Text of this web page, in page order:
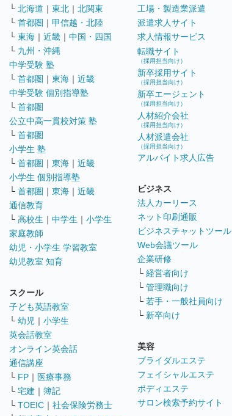
└ 北海道 ｜ 東北 ｜ 北関東
└ 首都圏 ｜ 甲信越・北陸
└ 東海 ｜ 近畿 ｜ 中国・四国
└ 九州・沖縄
中学受験 塾
└ 首都圏 ｜ 東海 ｜ 近畿
中学受験 個別指導塾
└ 首都圏
公立中高一貫校対策 塾
└ 首都圏
小学生 塾
└ 首都圏 ｜ 東海 ｜ 近畿
小学生 個別指導塾
└ 首都圏 ｜ 東海 ｜ 近畿
通信教育
└ 高校生 ｜ 中学生 ｜ 小学生
家庭教師
幼児・小学生 学習教室
幼児教室 知育
スクール
子ども英語教室
└ 幼児 ｜ 小学生
英会話教室
オンライン英会話
通信講座
└ FP ｜ 医療事務
└ 宅建 ｜ 簿記
└ TOEIC ｜ 社会保険労務士
工場・製造業派遣
派遣求人サイト
求人情報サービス
転職サイト
（採用担当向け）
新卒採用サイト
（採用担当向け）
新卒エージェント
（採用担当向け）
人材紹介会社
（採用担当向け）
人材派遣会社
（採用担当向け）
アルバイト求人広告
ビジネス
法人カーリース
ネット印刷通販
ビジネスチャットツール
Web会議ツール
企業研修
└ 経営者向け
└ 管理職向け
└ 若手・一般社員向け
└ 新卒向け
美容
ブライダルエステ
フェイシャルエステ
ボディエステ
サロン検索予約サイト